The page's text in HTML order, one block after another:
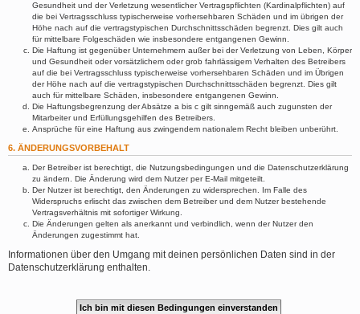
Gesundheit und der Verletzung wesentlicher Vertragspflichten (Kardinalpflichten) auf
die bei Vertragsschluss typischerweise vorhersehbaren Schäden und im übrigen der
Höhe nach auf die vertragstypischen Durchschnittsschäden begrenzt. Dies gilt auch
für mittelbare Folgeschäden wie insbesondere entgangenen Gewinn.
Die Haftung ist gegenüber Unternehmern außer bei der Verletzung von Leben, Körper
und Gesundheit oder vorsätzlichem oder grob fahrlässigem Verhalten des Betreibers
auf die bei Vertragsschluss typischerweise vorhersehbaren Schäden und im Übrigen
der Höhe nach auf die vertragstypischen Durchschnittsschäden begrenzt. Dies gilt
auch für mittelbare Schäden, insbesondere entgangenen Gewinn.
Die Haftungsbegrenzung der Absätze a bis c gilt sinngemäß auch zugunsten der
Mitarbeiter und Erfüllungsgehilfen des Betreibers.
Ansprüche für eine Haftung aus zwingendem nationalem Recht bleiben unberührt.
6. ÄNDERUNGSVORBEHALT
Der Betreiber ist berechtigt, die Nutzungsbedingungen und die Datenschutzerklärung
zu ändern. Die Änderung wird dem Nutzer per E-Mail mitgeteilt.
Der Nutzer ist berechtigt, den Änderungen zu widersprechen. Im Falle des
Widerspruchs erlischt das zwischen dem Betreiber und dem Nutzer bestehende
Vertragsverhältnis mit sofortiger Wirkung.
Die Änderungen gelten als anerkannt und verbindlich, wenn der Nutzer den
Änderungen zugestimmt hat.
Informationen über den Umgang mit deinen persönlichen Daten sind in der
Datenschutzerklärung enthalten.